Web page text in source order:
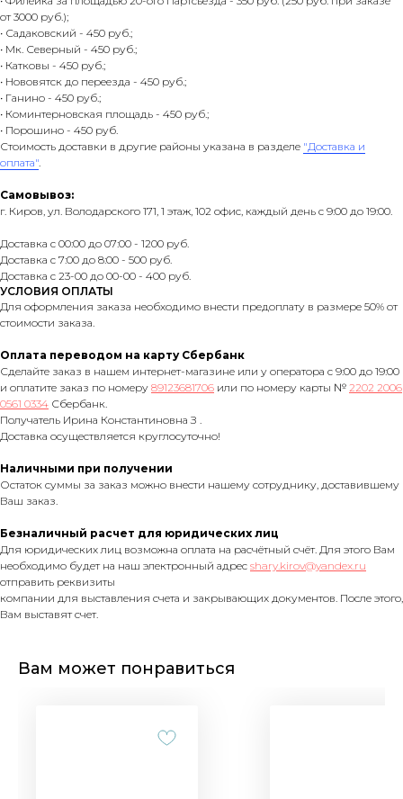
от 3000 руб.);
• Садаковский - 450 руб.;
• Мк. Северный - 450 руб.;
• Катковы - 450 руб.;
• Нововятск до переезда - 450 руб.;
• Ганино - 450 руб.;
• Коминтерновская площадь - 450 руб.;
• Порошино - 450 руб.
Стоимость доставки в другие районы указана в разделе "Доставка и
оплата".
Самовывоз:
г. Киров, ул. Володарского 171, 1 этаж, 102 офис, каждый день с 9:00 до 19:00.
Доставка с 00:00 до 07:00 - 1200 руб.
Доставка с 7:00 до 8:00 - 500 руб.
Доставка с 23-00 до 00-00 - 400 руб.
УСЛОВИЯ ОПЛАТЫ
Для оформления заказа необходимо внести предоплату в размере 50% от
стоимости заказа.
Оплата переводом на карту Сбербанк
Сделайте заказ в нашем интернет-магазине или у оператора с 9:00 до 19:00
и оплатите заказ по номеру 89123681706 или по номеру карты № 2202 2006
0561 0334 Сбербанк.
Получатель Ирина Константиновна З .
Доставка осуществляется круглосуточно!
Наличными при получении
Остаток суммы за заказ можно внести нашему сотруднику, доставившему
Ваш заказ.
Безналичный расчет для юридических лиц
Для юридических лиц возможна оплата на расчётный счёт. Для этого Вам
необходимо будет на наш электронный адрес shary.kirov@yandex.ru
отправить реквизиты
компании для выставления счета и закрывающих документов. После этого,
Вам выставят счет.
Вам может понравиться